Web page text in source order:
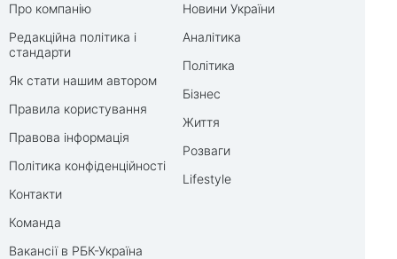
Про компанію
Редакційна політика і
стандарти
Як стати нашим автором
Правила користування
Правова інформація
Політика конфіденційності
Контакти
Команда
Вакансії в РБК-Україна
Новини України
Аналітика
Політика
Бізнес
Життя
Розваги
Lifestyle